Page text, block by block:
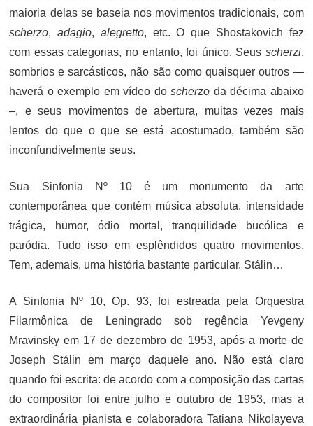
maioria delas se baseia nos movimentos tradicionais, com
scherzo,adagio, alegretto, etc. O que Shostakovich fez
com essas categorias, no entanto, foi único. Seus scherzi,
sombrios e sarcásticos, não são como quaisquer outros —
haverá o exemplo em vídeo doscherzo da décima abaixo
–, e seus movimentos de abertura, muitas vezes mais
lentos do que o que se está acostumado, também são
inconfundivelmente seus.
Sua Sinfonia Nº 10 é um monumento da arte
contemporânea que contém música absoluta, intensidade
trágica, humor, ódio mortal, tranquilidade bucólica e
paródia. Tudo isso em esplêndidos quatro movimentos.
Tem, ademais, uma história bastante particular. Stálin…
A Sinfonia Nº 10, Op. 93, foi estreada pela Orquestra
Filarmônica de Leningrado sob regência Yevgeny
Mravinsky em 17 de dezembro de 1953, após a morte de
Joseph Stálin em março daquele ano. Não está claro
quando foi escrita: de acordo com a composição das cartas
do compositor foi entre julho e outubro de 1953, mas a
extraordinária pianista e colaboradora Tatiana Nikolayeva